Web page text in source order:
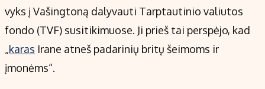
vyks į Vašingtoną dalyvauti Tarptautinio valiutos
fondo (TVF) susitikimuose. Ji prieš tai perspėjo, kad
„karas Irane atneš padarinių britų šeimoms ir
įmonėms“.